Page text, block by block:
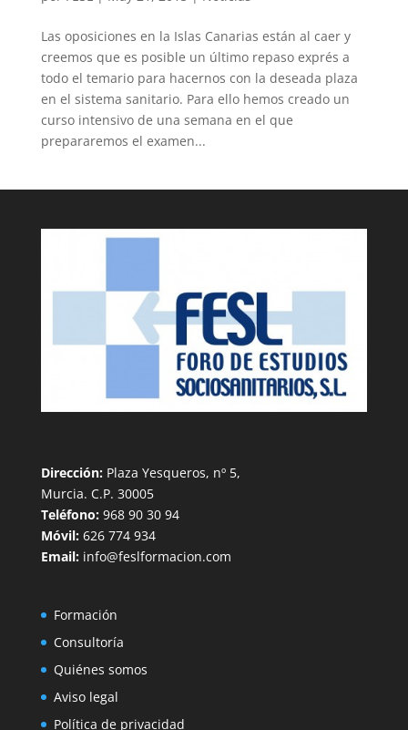
Las oposiciones en la Islas Canarias están al caer y
creemos que es posible un último repaso exprés a
todo el temario para hacernos con la deseada plaza
en el sistema sanitario. Para ello hemos creado un
curso intensivo de una semana en el que
prepararemos el examen...
Dirección: Plaza Yesqueros, nº 5,
Murcia. C.P. 30005
Teléfono: 968 90 30 94
Móvil: 626 774 934
Email: info@feslformacion.com
Formación
Consultoría
Quiénes somos
Aviso legal
Política de privacidad